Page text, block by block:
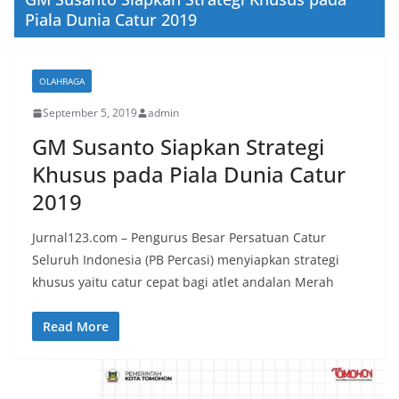
Piala Dunia Catur 2019
OLAHRAGA
September 5, 2019 admin
GM Susanto Siapkan Strategi
Khusus pada Piala Dunia Catur
2019
Jurnal123.com – Pengurus Besar Persatuan Catur
Seluruh Indonesia (PB Percasi) menyiapkan strategi
khusus yaitu catur cepat bagi atlet andalan Merah
Read More